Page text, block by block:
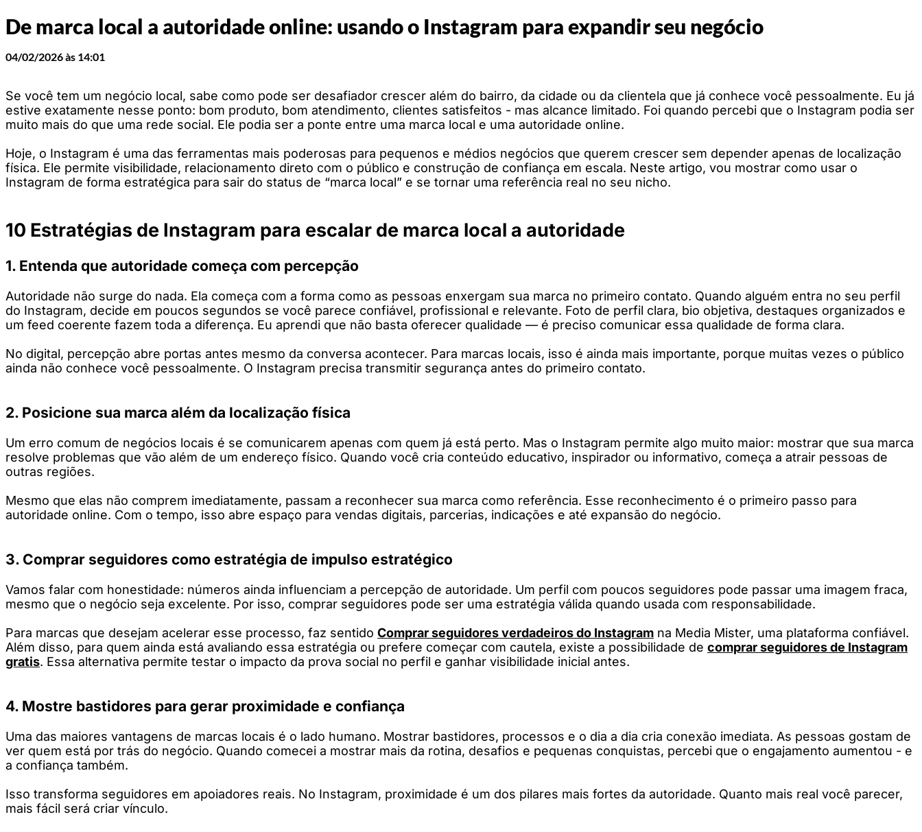
De marca local a autoridade online: usando o Instagram para expandir seu negócio
04/02/2026 às 14:01
Se você tem um negócio local, sabe como pode ser desafiador crescer além do bairro, da cidade ou da clientela que já conhece você pessoalmente. Eu já
estive exatamente nesse ponto: bom produto, bom atendimento, clientes satisfeitos - mas alcance limitado. Foi quando percebi que o Instagram podia ser
muito mais do que uma rede social. Ele podia ser a ponte entre uma marca local e uma autoridade online.
Hoje, o Instagram é uma das ferramentas mais poderosas para pequenos e médios negócios que querem crescer sem depender apenas de localização
física. Ele permite visibilidade, relacionamento direto com o público e construção de confiança em escala. Neste artigo, vou mostrar como usar o
Instagram de forma estratégica para sair do status de “marca local” e se tornar uma referência real no seu nicho.
10 Estratégias de Instagram para escalar de marca local a autoridade
1. Entenda que autoridade começa com percepção
Autoridade não surge do nada. Ela começa com a forma como as pessoas enxergam sua marca no primeiro contato. Quando alguém entra no seu perfil
do Instagram, decide em poucos segundos se você parece confiável, profissional e relevante. Foto de perfil clara, bio objetiva, destaques organizados e
um feed coerente fazem toda a diferença. Eu aprendi que não basta oferecer qualidade — é preciso comunicar essa qualidade de forma clara.
No digital, percepção abre portas antes mesmo da conversa acontecer. Para marcas locais, isso é ainda mais importante, porque muitas vezes o público
ainda não conhece você pessoalmente. O Instagram precisa transmitir segurança antes do primeiro contato.
2. Posicione sua marca além da localização física
Um erro comum de negócios locais é se comunicarem apenas com quem já está perto. Mas o Instagram permite algo muito maior: mostrar que sua marca
resolve problemas que vão além de um endereço físico. Quando você cria conteúdo educativo, inspirador ou informativo, começa a atrair pessoas de
outras regiões.
Mesmo que elas não comprem imediatamente, passam a reconhecer sua marca como referência. Esse reconhecimento é o primeiro passo para
autoridade online. Com o tempo, isso abre espaço para vendas digitais, parcerias, indicações e até expansão do negócio.
3. Comprar seguidores como estratégia de impulso estratégico
Vamos falar com honestidade: números ainda influenciam a percepção de autoridade. Um perfil com poucos seguidores pode passar uma imagem fraca,
mesmo que o negócio seja excelente. Por isso, comprar seguidores pode ser uma estratégia válida quando usada com responsabilidade.
Para marcas que desejam acelerar esse processo, faz sentido Comprar seguidores verdadeiros do Instagram na Media Mister, uma plataforma confiável.
Além disso, para quem ainda está avaliando essa estratégia ou prefere começar com cautela, existe a possibilidade de comprar seguidores de Instagram
gratis. Essa alternativa permite testar o impacto da prova social no perfil e ganhar visibilidade inicial antes.
4. Mostre bastidores para gerar proximidade e confiança
Uma das maiores vantagens de marcas locais é o lado humano. Mostrar bastidores, processos e o dia a dia cria conexão imediata. As pessoas gostam de
ver quem está por trás do negócio. Quando comecei a mostrar mais da rotina, desafios e pequenas conquistas, percebi que o engajamento aumentou - e
a confiança também.
Isso transforma seguidores em apoiadores reais. No Instagram, proximidade é um dos pilares mais fortes da autoridade. Quanto mais real você parecer,
mais fácil será criar vínculo.